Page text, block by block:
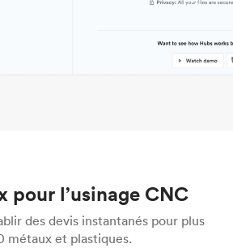
pour l’usinage CNC
des devis instantanés pour plus
métaux et plastiques.